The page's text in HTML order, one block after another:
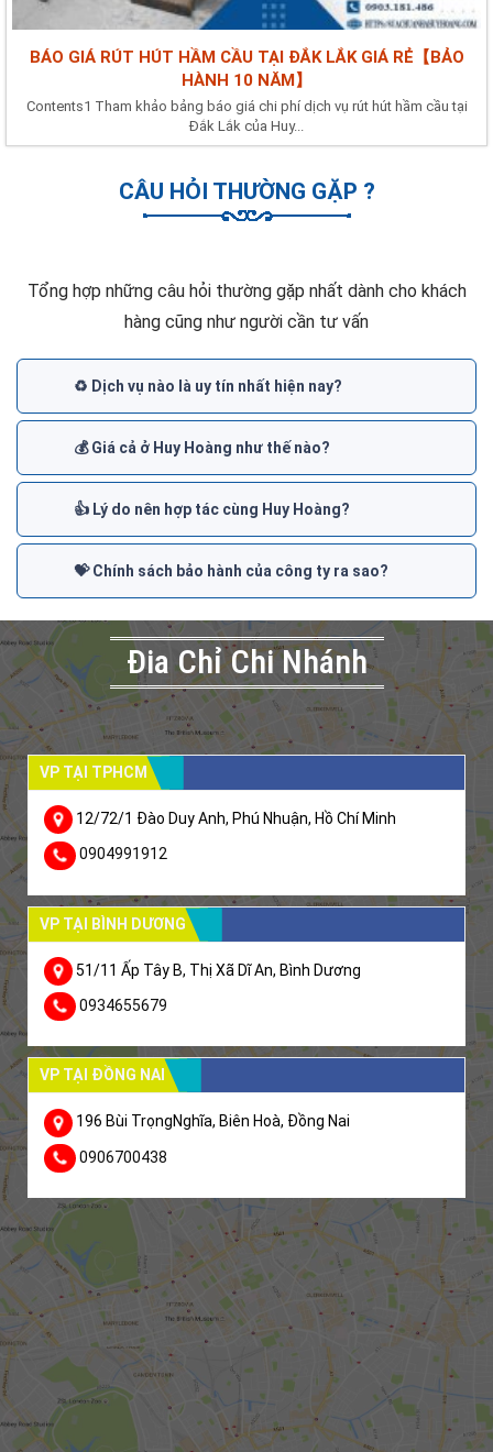
BÁO GIÁ RÚT HÚT HẦM CẦU TẠI ĐẮK LẮK GIÁ RẺ【BẢO
HÀNH 10 NĂM】
Contents1 Tham khảo bảng báo giá chi phí dịch vụ rút hút hầm cầu tại
Đắk Lắk của Huy...
CÂU HỎI THƯỜNG GẶP ?
Tổng hợp những câu hỏi thường gặp nhất dành cho khách
hàng cũng như người cần tư vấn
♻️ Dịch vụ nào là uy tín nhất hiện nay?
💰 Giá cả ở Huy Hoàng như thế nào?
👍 Lý do nên hợp tác cùng Huy Hoàng?
💝 Chính sách bảo hành của công ty ra sao?
Đia Chỉ Chi Nhánh
VP TẠI TPHCM
12/72/1 Đào Duy Anh, Phú Nhuận, Hồ Chí Minh
0904991912
VP TẠI BÌNH DƯƠNG
51/11 Ấp Tây B, Thị Xã Dĩ An, Bình Dương
0934655679
VP TẠI ĐỒNG NAI
196 Bùi TrọngNghĩa, Biên Hoà, Đồng Nai
0906700438